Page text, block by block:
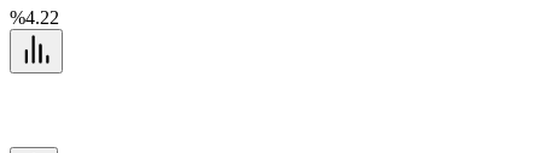
%4.22